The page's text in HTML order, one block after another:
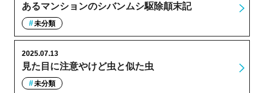
あるマンションのシバンムシ駆除顛末記
未分類
見た目に注意やけど虫と似た虫
2025.07.13
未分類